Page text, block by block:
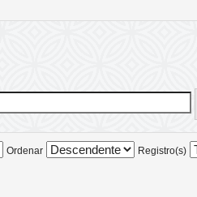
Ordenar Registro(s)